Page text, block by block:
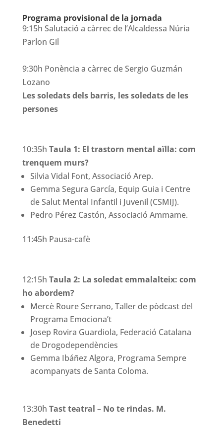
Programa provisional de la jornada
9:15h Salutació a càrrec de l’Alcaldessa Núria
Parlon Gil
9:30h Ponència a càrrec de Sergio Guzmán
Lozano
Les soledats dels barris, les soledats de les
persones
10:35h Taula 1: El trastorn mental aïlla: com
trenquem murs?
Silvia Vidal Font, Associació Arep.
Gemma Segura García, Equip Guia i Centre
de Salut Mental Infantil i Juvenil (CSMIJ).
Pedro Pérez Castón, Associació Ammame.
11:45h Pausa-cafè
12:15h Taula 2: La soledat emmalalteix: com
ho abordem?
Mercè Roure Serrano, Taller de pòdcast del
Programa Emociona’t
Josep Rovira Guardiola, Federació Catalana
de Drogodependències
Gemma Ibáñez Algora, Programa Sempre
acompanyats de Santa Coloma.
13:30h Tast teatral – No te rindas. M.
Benedetti